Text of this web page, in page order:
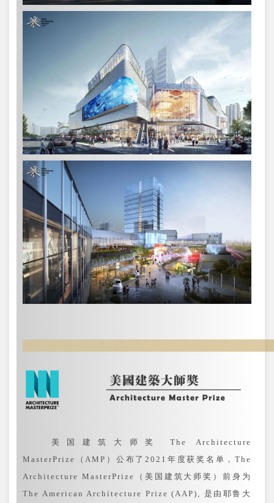
美国建筑大师奖 The Architecture
MasterPrize（AMP）公布了2021年度获奖名单，The
Architecture MasterPrize（美国建筑大师奖）前身为
The American Architecture Prize (AAP), 是由耶鲁大